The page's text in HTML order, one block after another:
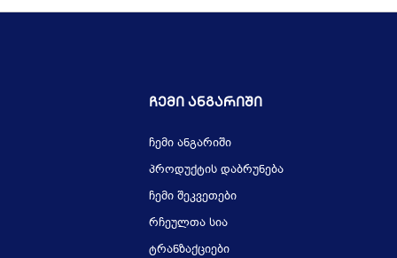
Ჩემი Ანგარიში
ჩემი ანგარიში
პროდუქტის დაბრუნება
ჩემი შეკვეთები
რჩეულთა სია
ტრანზაქციები